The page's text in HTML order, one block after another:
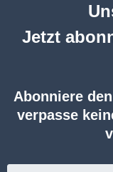
Jetzt
Abonniere
verpasse